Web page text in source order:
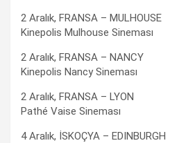
2 Aralık, FRANSA – MULHOUSE
Kinepolis Mulhouse Sineması
2 Aralık, FRANSA – NANCY
Kinepolis Nancy Sineması
2 Aralık, FRANSA – LYON
Pathé Vaise Sineması
4 Aralık, İSKOÇYA – EDINBURGH